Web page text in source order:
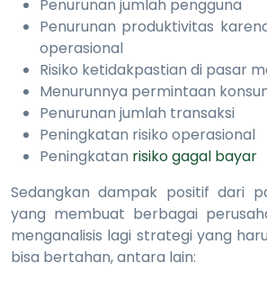
Penurunan jumlah pengguna
Penurunan produktivitas
operasional
Risiko ketidakpastian di pasar
Menurunnya permintaan
Penurunan jumlah transaksi
Peningkatan risiko operasional
Peningkatan risiko gagal bayar
Sedangkan dampak positif dari
yang membuat berbagai
menganalisis lagi strategi yang
bisa bertahan, antara lain: